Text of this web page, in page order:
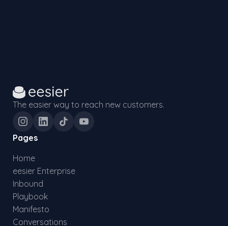
The easier way to reach new customers.
Pages
Home
eesier Enterprise
Inbound
Playbook
Manifesto
Conversations